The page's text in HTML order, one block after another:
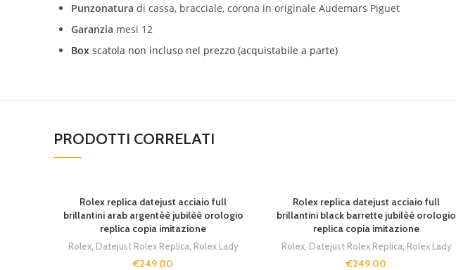
Punzonatura di cassa, bracciale, corona in originale Audemars Piguet
Garanzia mesi 12
Box scatola non incluso nel prezzo (acquistabile a parte)
PRODOTTI CORRELATI
Rolex replica datejust acciaio full
brillantini arab argentèè jubilèè orologio
replica copia imitazione
Rolex, Datejust Rolex Replica, Rolex Lady
€249.00
Rolex replica datejust acciaio full
brillantini black barrette jubilèè orologio
replica copia imitazione
Rolex, Datejust Rolex Replica, Rolex Lady
€249.00